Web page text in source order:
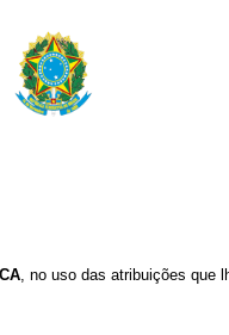
, no uso das atribuições que